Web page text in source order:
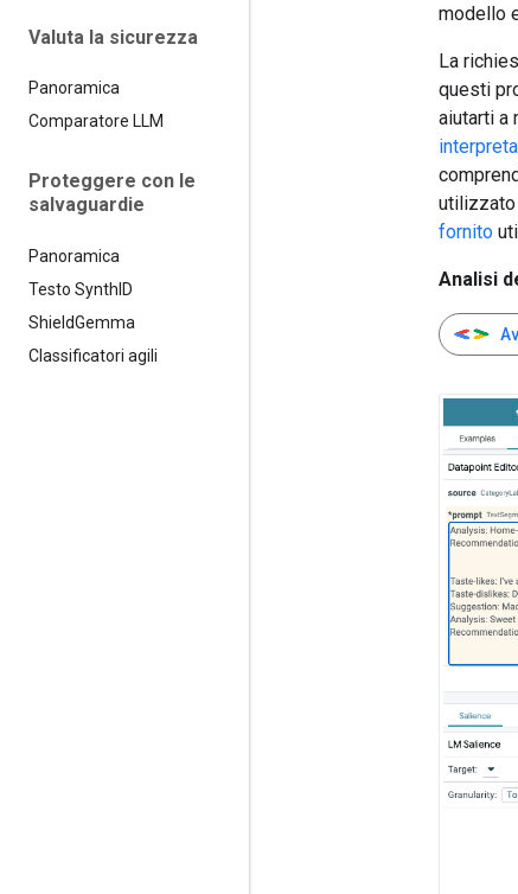
Valuta la sicurezza
Panoramica
Comparatore LLM
Proteggere con le
salvaguardie
Panoramica
Testo SynthID
ShieldGemma
Classificatori agili
modello
La
questi
aiutarti a
fornito
Analisi